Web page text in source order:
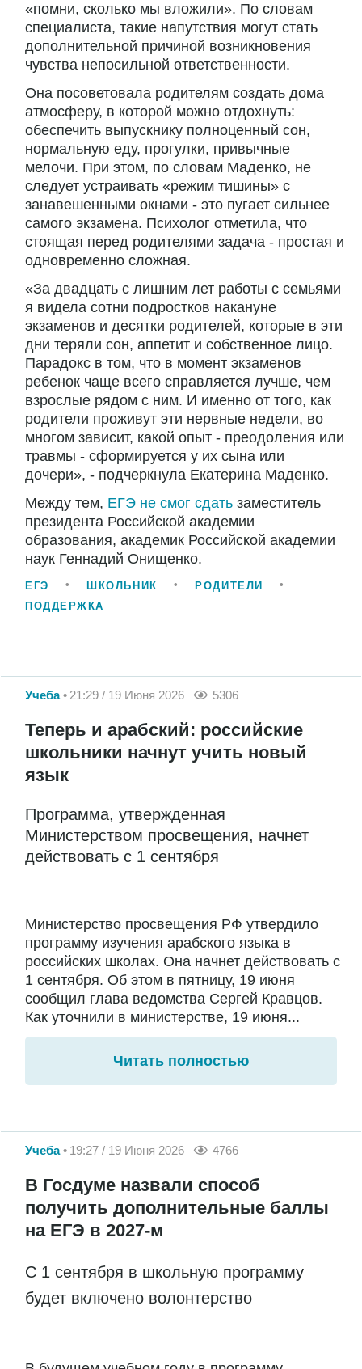
«помни, сколько мы вложили». По словам
специалиста, такие напутствия могут стать
дополнительной причиной возникновения
чувства непосильной ответственности.
Она посоветовала родителям создать дома
атмосферу, в которой можно отдохнуть:
обеспечить выпускнику полноценный сон,
нормальную еду, прогулки, привычные
мелочи. При этом, по словам Маденко, не
следует устраивать «режим тишины» с
занавешенными окнами - это пугает сильнее
самого экзамена. Психолог отметила, что
стоящая перед родителями задача - простая и
одновременно сложная.
«За двадцать с лишним лет работы с семьями
я видела сотни подростков накануне
экзаменов и десятки родителей, которые в эти
дни теряли сон, аппетит и собственное лицо.
Парадокс в том, что в момент экзаменов
ребенок чаще всего справляется лучше, чем
взрослые рядом с ним. И именно от того, как
родители проживут эти нервные недели, во
многом зависит, какой опыт - преодоления или
травмы - сформируется у их сына или
дочери», - подчеркнула Екатерина Маденко.
Между тем, ЕГЭ не смог сдать заместитель
президента Российской академии
образования, академик Российской академии
наук Геннадий Онищенко.
ЕГЭ ШКОЛЬНИК
РОДИТЕЛИ
ПОДДЕРЖКА
Учеба 21:29 / 19 Июня 2026 5306
Теперь и арабский: российские
школьники начнут учить новый
язык
Программа, утвержденная
Министерством просвещения, начнет
действовать с 1 сентября
Министерство просвещения РФ утвердило
программу изучения арабского языка в
российских школах. Она начнет действовать с
1 сентября. Об этом в пятницу, 19 июня
сообщил глава ведомства Сергей Кравцов.
Как уточнили в министерстве, 19 июня...
Читать полностью
Учеба 19:27 / 19 Июня 2026 4766
В Госдуме назвали способ
получить дополнительные баллы
на ЕГЭ в 2027-м
С 1 сентября в школьную программу
будет включено волонтерство